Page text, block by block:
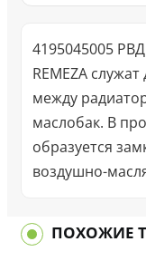
4195045005
REMEZA
между
маслобак. В
образуется
воздушно-
ПОХОЖИЕ